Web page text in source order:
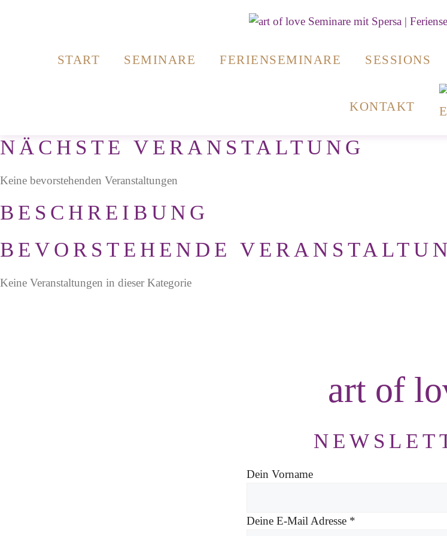
START SEMINARE FERIENSEMINARE SESSIONS
KONTAKT
NÄCHSTE VERANSTALTUNG
Keine bevorstehenden Veranstaltungen
BESCHREIBUNG
BEVORSTEHENDE
Keine Veranstaltungen in dieser Kategorie
art of
Dein Vorname
Deine E-Mail Adresse *